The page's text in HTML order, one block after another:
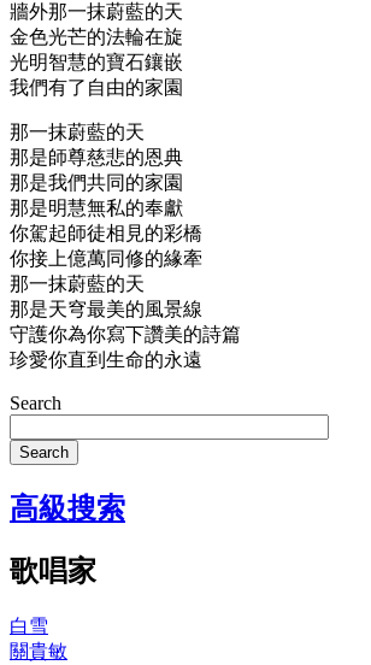
牆外那一抹蔚藍的天
金色光芒的法輪在旋
光明智慧的寶石鑲嵌
我們有了自由的家園
那一抹蔚藍的天
那是師尊慈悲的恩典
那是我們共同的家園
那是明慧無私的奉獻
你駕起師徒相見的彩橋
你接上億萬同修的緣牽
那一抹蔚藍的天
那是天穹最美的風景線
守護你為你寫下讚美的詩篇
珍愛你直到生命的永遠
Search
Search
高級搜索
歌唱家
白雪
關貴敏